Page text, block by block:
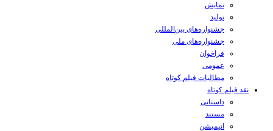
نمایش
تولید
‌‌جشنواره‌های بین‌المللی
جشنواره‌های ملی
فراخوان
عمومی
مطالبات فیلم کوتاه
نقد فیلم کوتاه
داستانی
مستند
انیمیشن